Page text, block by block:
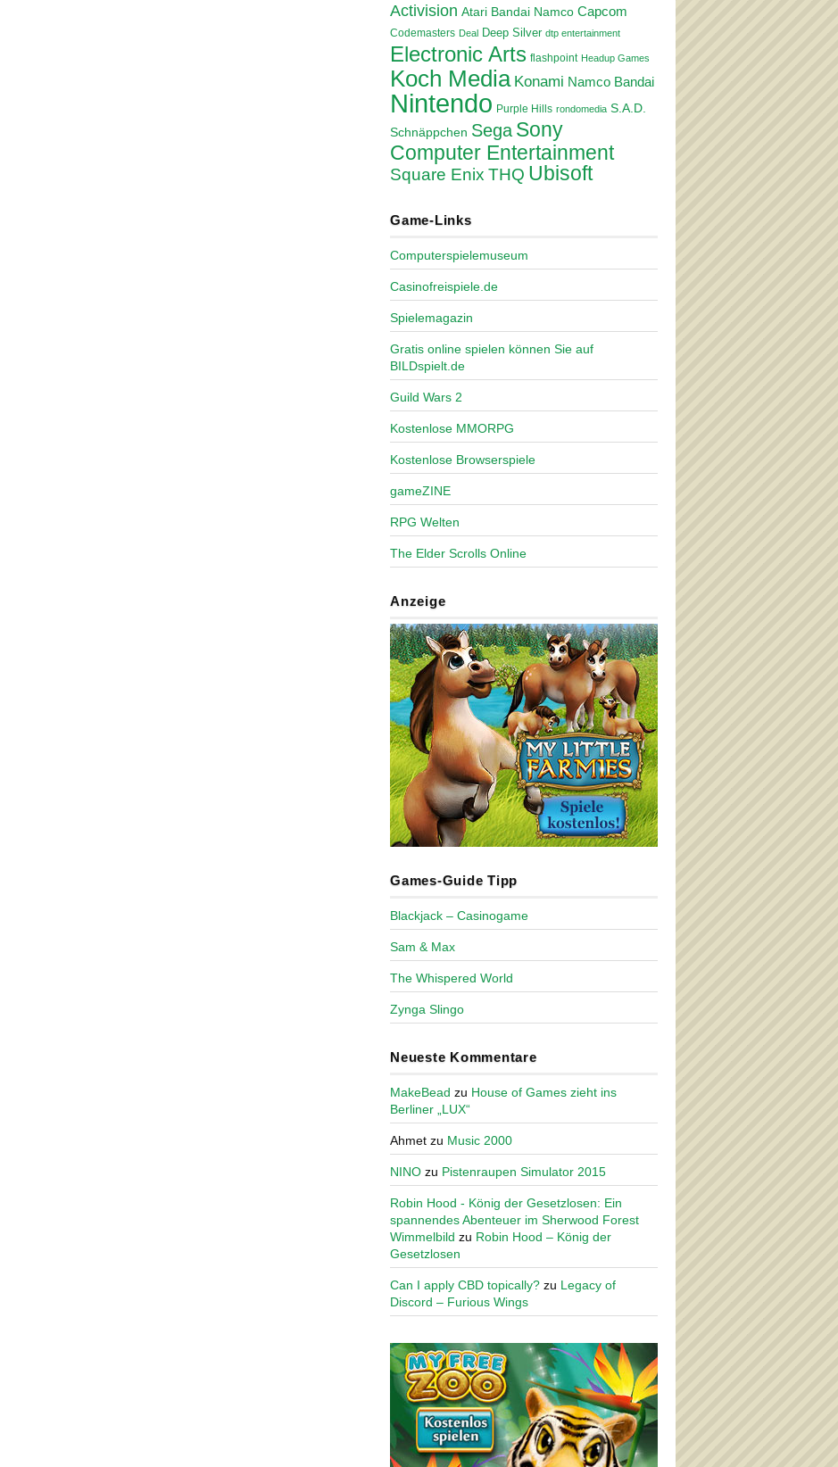
Activision Atari Bandai Namco Capcom
Codemasters Deal Deep Silver dtp entertainment
Electronic Arts flashpoint Headup Games
Koch Media Konami Namco Bandai
Nintendo Purple Hills rondomedia S.A.D.
Schnäppchen Sega Sony
Computer Entertainment
Square Enix THQ Ubisoft
Game-Links
Computerspielemuseum
Casinofreispiele.de
Spielemagazin
Gratis online spielen können Sie auf
BILDspielt.de
Guild Wars 2
Kostenlose MMORPG
Kostenlose Browserspiele
gameZINE
RPG Welten
The Elder Scrolls Online
Anzeige
Games-Guide Tipp
Blackjack – Casinogame
Sam & Max
The Whispered World
Zynga Slingo
Neueste Kommentare
MakeBead zu House of Games zieht ins
Berliner „LUX“
Ahmet zu Music 2000
NINO zu Pistenraupen Simulator 2015
Robin Hood - König der Gesetzlosen: Ein
spannendes Abenteuer im Sherwood Forest
Wimmelbild zu Robin Hood – König der
Gesetzlosen
Can I apply CBD topically? zu Legacy of
Discord – Furious Wings